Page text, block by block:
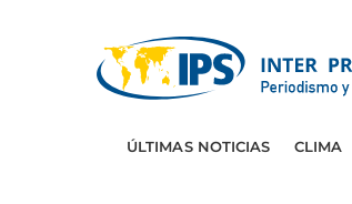
ÚLTIMAS NOTICIAS CLIMA